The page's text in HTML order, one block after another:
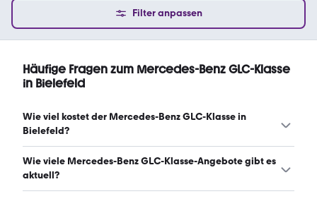
Filter anpassen
Häufige Fragen zum Mercedes-Benz GLC-Klasse
in Bielefeld
Wie viel kostet der Mercedes-Benz GLC-Klasse in
Bielefeld?
Ein guter Preis für einen Mercedes-Benz GLC-Klasse in
Bielefeld liegt zwischen 37.857 € und 60.107 €. (Stand:
Wie viele Mercedes-Benz GLC-Klasse-Angebote gibt es
aktuell?